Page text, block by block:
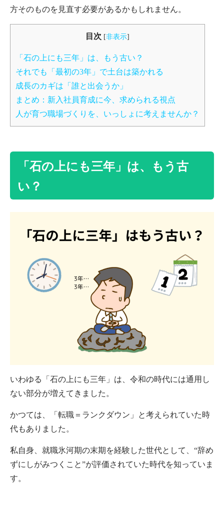
方そのものを見直す必要があるかもしれません。
目次 [非表示]
「石の上にも三年」は、もう古い？
それでも「最初の3年」で土台は築かれる
成長のカギは「誰と出会うか」
まとめ：新入社員育成に今、求められる視点
人が育つ職場づくりを、いっしょに考えませんか？
「石の上にも三年」は、もう古
い？
いわゆる「石の上にも三年」は、令和の時代には通用し
ない部分が増えてきました。
かつては、「転職＝ランクダウン」と考えられていた時
代もありました。
私自身、就職氷河期の末期を経験した世代として、“辞め
ずにしがみつくこと”が評価されていた時代を知っていま
す。